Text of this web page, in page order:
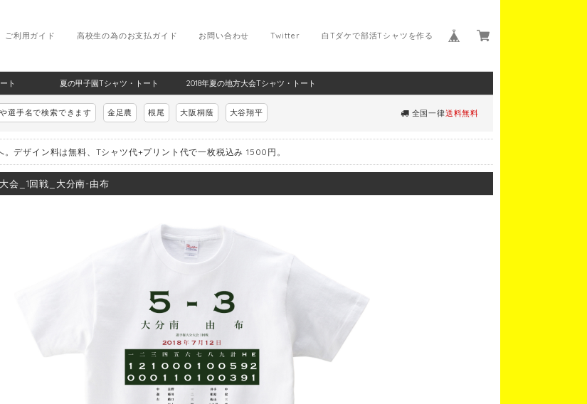
白Tダケで部活Tシャツを作る
Twitter
お問い合わせ
高校生の為のお支払ガイド
ご利用ガイド
ト 夏の甲子園Tシャツ・トート 2018年夏の地方大会Tシャツ・トート
選手名で検索できます 金足農 根尾 大阪桐蔭 大谷翔平 全国一律送料無料
。デザイン料は無料、Tシャツ代+プリント代で一枚税込み 1500円。
会_1回戦_大分南-由布